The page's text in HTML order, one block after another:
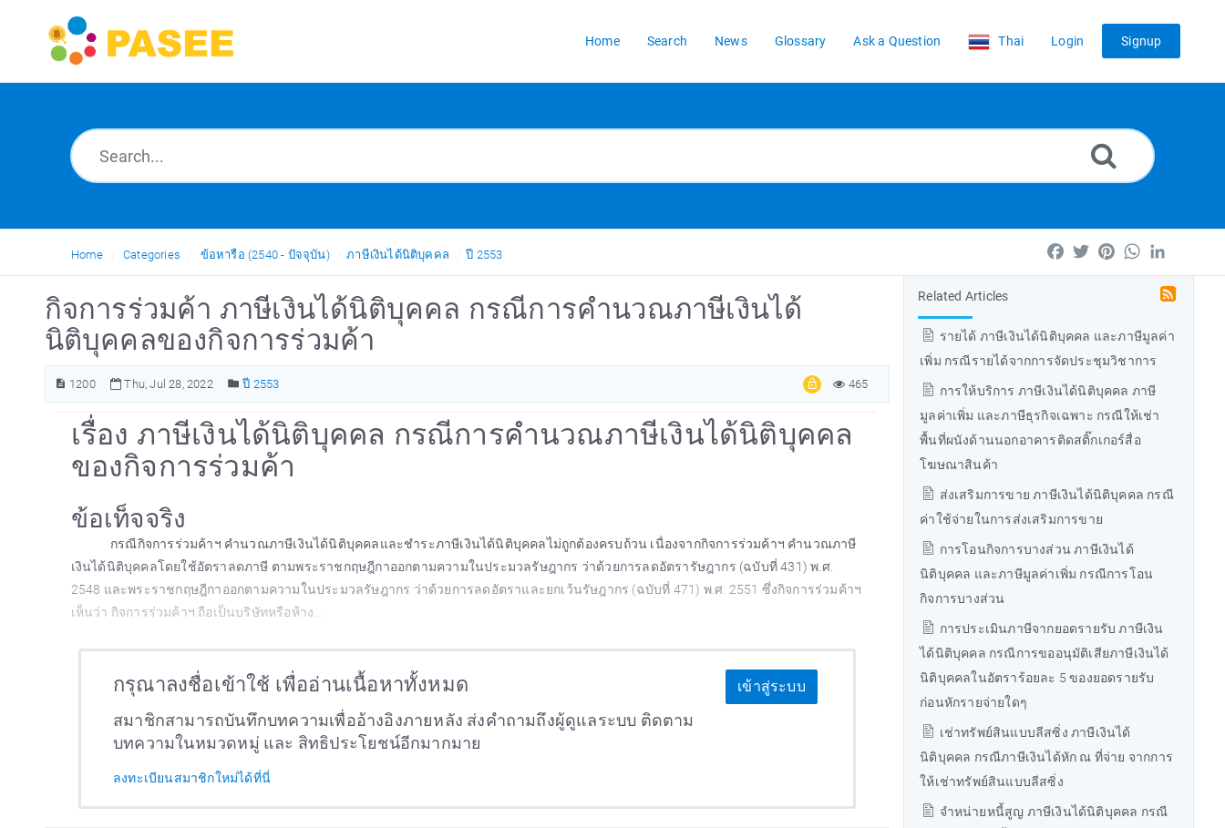
Home Search News Glossary Ask a Question Thai Login Signup
Home Categories ข้อหารือ (2540 - ปัจจุบัน) ภาษีเงินได้นิติบุคคล ปี 2553 Facebook
TwitterPinterestWhatsApp
Related Articles
รายได้ ภาษีเงินได้นิติบุคคล และภาษีมูลค่า
เพิ่ม กรณีรายได้จากการจัดประชุมวิชาการ
การให้บริการ ภาษีเงินได้นิติบุคคล ภาษี
มูลค่าเพิ่ม และภาษีธุรกิจเฉพาะ กรณีให้เช่า
พื้นที่ผนังด้านนอกอาคารติดสติ๊กเกอร์สื่อ
โฆษณาสินค้า
ส่งเสริมการขาย ภาษีเงินได้นิติบุคคล กรณี
ค่าใช้จ่ายในการส่งเสริมการขาย
การโอนกิจการบางส่วน ภาษีเงินได้
นิติบุคคล และภาษีมูลค่าเพิ่ม กรณีการโอน
กิจการบางส่วน
การประเมินภาษีจากยอดรายรับ ภาษีเงิน
ได้นิติบุคคล กรณีการขออนุมัติเสียภาษีเงินได้
นิติบุคคลในอัตราร้อยละ 5 ของยอดรายรับ
ก่อนหักรายจ่ายใดๆ
เช่าทรัพย์สินแบบลีสซิ่ง ภาษีเงินได้
นิติบุคคล กรณีภาษีเงินได้หัก ณ ที่จ่าย จากการ
ให้เช่าทรัพย์สินแบบลีสซิ่ง
จำหน่ายหนี้สูญ ภาษีเงินได้นิติบุคคล กรณี
กิจการร่วมค้า ภาษีเงินได้นิติบุคคล กรณีการคำนวณภาษีเงินได้
นิติบุคคลของกิจการร่วมค้า
1200 Thu, Jul 28, 2022 ปี 2553 465
เรื่อง ภาษีเงินได้นิติบุคคล กรณีการคำนวณภาษีเงินได้นิติบุคคล
ของกิจการร่วมค้า
ข้อเท็จจริง
กรณีกิจการร่วมค้าฯ คำนวณภาษีเงินได้นิติบุคคลและชำระภาษีเงินได้นิติบุคคลไม่ถูกต้องครบถ้วน เนื่องจากกิจการร่วมค้าฯ คำนวณภาษี
เงินได้นิติบุคคลโดยใช้อัตราลดภาษี ตามพระราชกฤษฎีกาออกตามความในประมวลรัษฎากร ว่าด้วยการลดอัตรารัษฎากร (ฉบับที่ 431) พ.ศ.
2548 และพระราชกฤษฎีกาออกตามความในประมวลรัษฎากร ว่าด้วยการลดอัตราและยกเว้นรัษฎากร (ฉบับที่ 471) พ.ศ. 2551 ซึ่งกิจการร่วมค้าฯ
เห็นว่า กิจการร่วมค้าฯ ถือเป็นบริษัทหรือห้าง...
กรุณาลงชื่อเข้าใช้ เพื่ออ่านเนื้อหาทั้งหมด
สมาชิกสามารถบันทึกบทความเพื่ออ้างอิงภายหลัง ส่งคำถามถึงผู้ดูแลระบบ ติดตาม
บทความในหมวดหมู่ และ สิทธิประโยชน์อีกมากมาย
ลงทะเบียนสมาชิกใหม่ได้ที่นี่
เข้าสู่ระบบ